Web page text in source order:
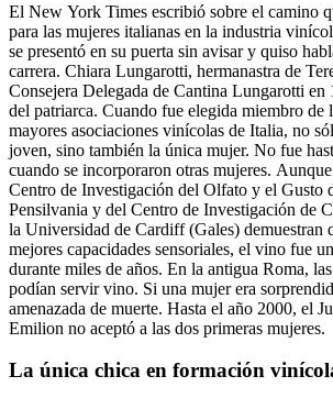
El New York Times escribió sobre el camino
para las mujeres italianas en la industria
se presentó en su puerta sin avisar y quiso
carrera. Chiara Lungarotti, hermanastra de
Consejera Delegada de Cantina Lungarotti en
del patriarca. Cuando fue elegida miembro de
mayores asociaciones vinícolas de Italia, no
joven, sino también la única mujer. No fue
cuando se incorporaron otras mujeres.
Centro de Investigación del Olfato y el Gusto
Pensilvania y del Centro de Investigación de
la Universidad de Cardiff (Gales) demuestran
mejores capacidades sensoriales, el vino fue
durante miles de años. En la antigua Roma,
podían servir vino. Si una mujer era
amenazada de muerte. Hasta el año 2000, el
Emilion no aceptó a las dos primeras mujeres.
La única chica en formación